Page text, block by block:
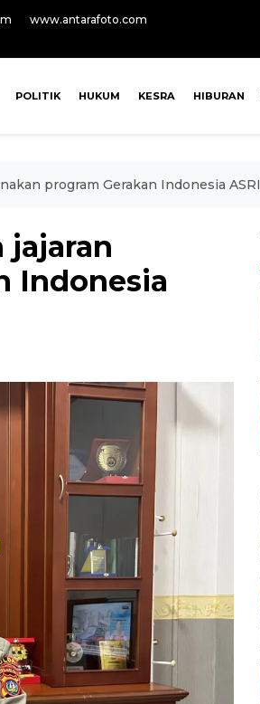
www.antarafoto.com
POLITIK HUKUM KESRA HIBURAN
program Gerakan Indonesia ASRI
jajaran
Indonesia